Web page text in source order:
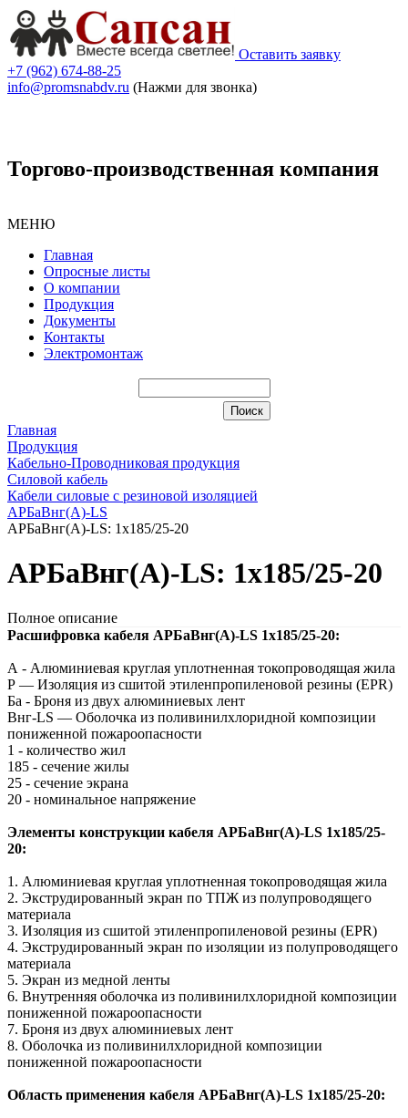
Оставить заявку
+7 (962) 674-88-25
info@promsnabdv.ru (Нажми для звонка)
Торгово-производственная компания
МЕНЮ
Главная
Опросные листы
О компании
Продукция
Документы
Контакты
Электромонтаж
Главная
Продукция
Кабельно-Проводниковая продукция
Силовой кабель
Кабели силовые с резиновой изоляцией
АРБаВнг(A)-LS
АРБаВнг(A)-LS: 1х185/25-20
АРБаВнг(A)-LS: 1х185/25-20
Полное описание
Расшифровка кабеля АРБаВнг(A)-LS 1х185/25-20:
А - Алюминиевая круглая уплотненная токопроводящая жила
Р — Изоляция из сшитой этиленпропиленовой резины (EPR)
Ба - Броня из двух алюминиевых лент
Внг-LS — Оболочка из поливинилхлоридной композиции
пониженной пожароопасности
1 - количество жил
185 - сечение жилы
25 - сечение экрана
20 - номинальное напряжение
Элементы конструкции кабеля АРБаВнг(A)-LS 1х185/25-
20:
1. Алюминиевая круглая уплотненная токопроводящая жила
2. Экструдированный экран по ТПЖ из полупроводящего
материала
3. Изоляция из сшитой этиленпропиленовой резины (EPR)
4. Экструдированный экран по изоляции из полупроводящего
материала
5. Экран из медной ленты
6. Внутренняя оболочка из поливинилхлоридной композиции
пониженной пожароопасности
7. Броня из двух алюминиевых лент
8. Оболочка из поливинилхлоридной композиции
пониженной пожароопасности
Область применения кабеля АРБаВнг(A)-LS 1х185/25-20: